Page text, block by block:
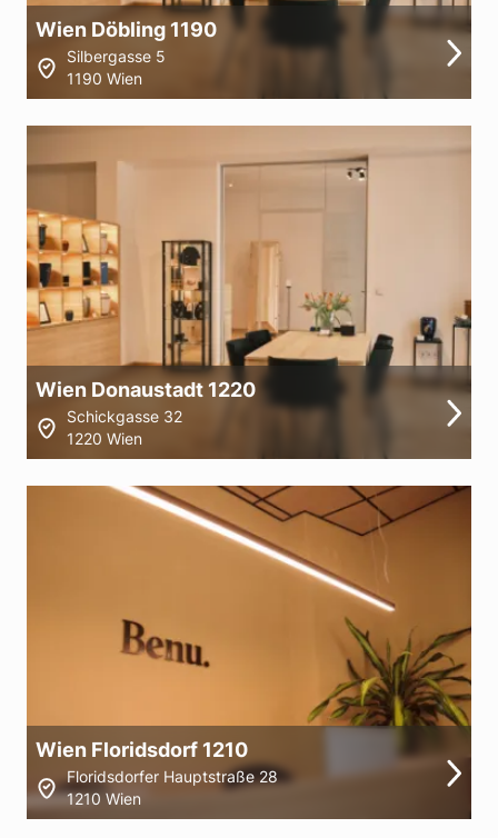
Wien Döbling 1190
Silbergasse 5
1190 Wien
Wien Donaustadt 1220
Schickgasse 32
1220 Wien
Wien Floridsdorf 1210
Floridsdorfer Hauptstraße 28
1210 Wien